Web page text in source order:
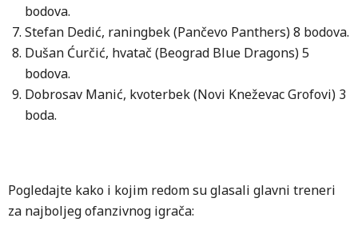
bodova.
Stefan Dedić, raningbek (Pančevo Panthers) 8 bodova.
Dušan Ćurčić, hvatač (Beograd Blue Dragons) 5
bodova.
Dobrosav Manić, kvoterbek (Novi Kneževac Grofovi) 3
boda.
Pogledajte kako i kojim redom su glasali glavni treneri
za najboljeg ofanzivnog igrača: